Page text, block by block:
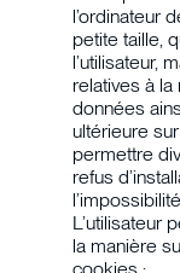
l’ordinateur
petite taille,
l’utilisateur,
relatives à la
données
ultérieure
permettre
refus
L’utilisateur
la manière